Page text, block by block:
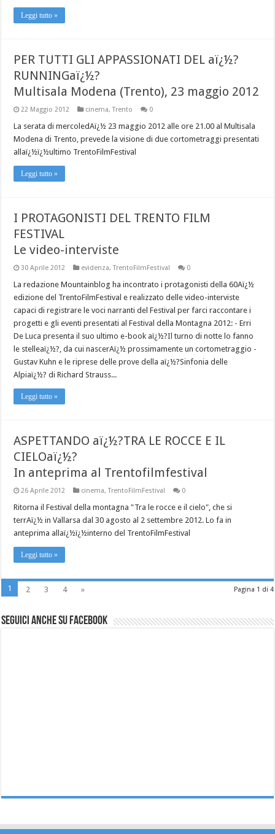
Leggi tutto »
PER TUTTI GLI APPASSIONATI DEL aï¿½?
RUNNINGaï¿½?
Multisala Modena (Trento), 23 maggio 2012
22 Maggio 2012 cinema,Trento 0
La serata di mercoledAï¿½ 23 maggio 2012 alle ore 21.00 al Multisala
Modena di Trento, prevede la visione di due cortometraggi presentati
allaï¿½ï¿½ultimo TrentoFilmFestival
Leggi tutto »
I PROTAGONISTI DEL TRENTO FILM
FESTIVAL
Le video-interviste
30 Aprile 2012 evidenza,TrentoFilmFestival 0
La redazione Mountainblog ha incontrato i protagonisti della 60Aï¿½
edizione del TrentoFilmFestival e realizzato delle video-interviste
capaci di registrare le voci narranti del Festival per farci raccontare i
progetti e gli eventi presentati al Festival della Montagna 2012: - Erri
De Luca presenta il suo ultimo e-book aï¿½?Il turno di notte lo fanno
le stelleaï¿½?, da cui nascerAï¿½ prossimamente un cortometraggio -
Gustav Kuhn e le riprese delle prove della aï¿½?Sinfonia delle
Alpiaï¿½? di Richard Strauss...
Leggi tutto »
ASPETTANDO aï¿½?TRA LE ROCCE E IL
CIELOaï¿½?
In anteprima al Trentofilmfestival
26 Aprile 2012 cinema,TrentoFilmFestival 0
Ritorna il Festival della montagna "Tra le rocce e il cielo", che si
terrAï¿½ in Vallarsa dal 30 agosto al 2 settembre 2012. Lo fa in
anteprima allaï¿½ï¿½interno del TrentoFilmFestival
Leggi tutto »
Pagina 1 di 4
1 2 3 4 »
Seguici anche su Facebook